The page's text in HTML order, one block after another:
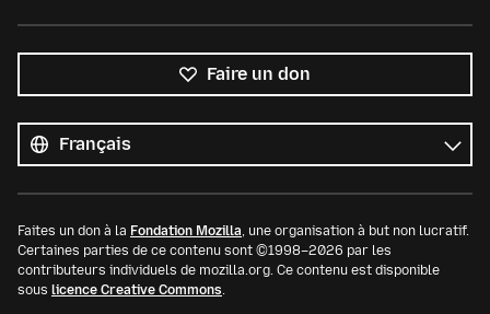
Faire un don
les
langues
Langue
Faites un don à la Fondation Mozilla, une organisation à but non lucratif.
Certaines parties de ce contenu sont ©1998–2026 par les
contributeurs individuels de mozilla.org. Ce contenu est disponible
sous licence Creative Commons.